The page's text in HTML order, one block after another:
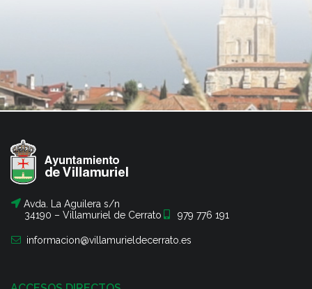
Avda. La Aguilera s/n
34190 – Villamuriel de Cerrato
979 776 191
informacion@villamurieldecerrato.es